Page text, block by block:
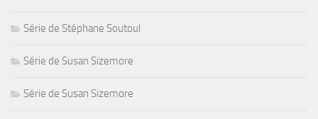
Série de Stéphane Soutoul
Série de Susan Sizemore
Série de Susan Sizemore